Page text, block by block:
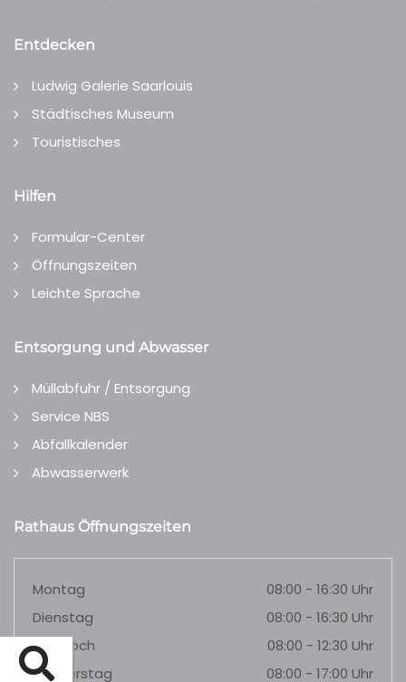
Entdecken
Ludwig Galerie Saarlouis
Städtisches Museum
Touristisches
Hilfen
Formular-Center
Öffnungszeiten
Leichte Sprache
Entsorgung und Abwasser
Müllabfuhr / Entsorgung
Service NBS
Abfallkalender
Abwasserwerk
Rathaus Öffnungszeiten
Montag
08:00 - 16:30 Uhr
Dienstag
08:00 - 16:30 Uhr
Mittwoch
08:00 - 12:30 Uhr
Donnerstag
08:00 - 17:00 Uhr